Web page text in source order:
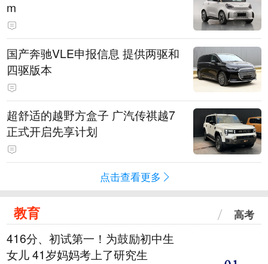
m
国产奔驰VLE申报信息 提供两驱和
四驱版本
超舒适的越野方盒子 广汽传祺越7
正式开启先享计划
点击查看更多
教育 高考
416分、初试第一！为鼓励初中生
女儿 41岁妈妈考上了研究生